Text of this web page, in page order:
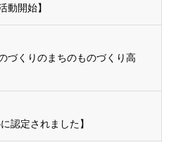
動開始】
づくりのまちのものづくり高
認定されました】